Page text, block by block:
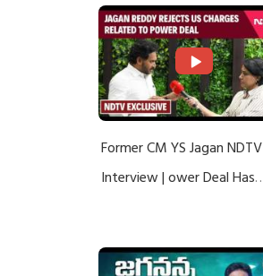
Former CM YS Jagan NDTV
Interview | ower Deal Has